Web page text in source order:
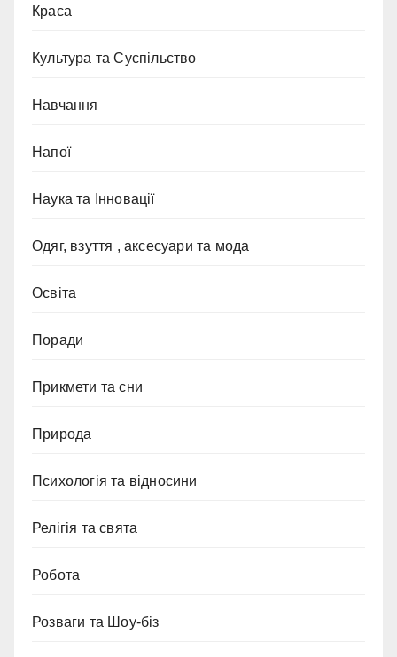
Краса
Культура та Суспільство
Навчання
Напої
Наука та Інновації
Одяг, взуття , аксесуари та мода
Освіта
Поради
Прикмети та сни
Природа
Психологія та відносини
Релігія та свята
Робота
Розваги та Шоу-біз